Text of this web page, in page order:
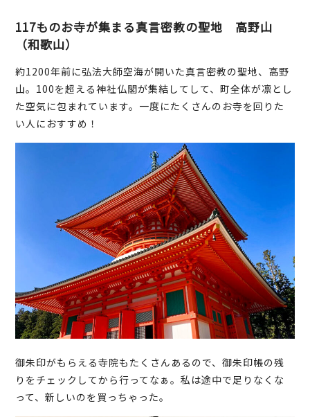
117ものお寺が集まる真言密教の聖地 高野山
（和歌山）
約1200年前に弘法大師空海が開いた真言密教の聖地、高野
山。100を超える神社仏閣が集結してして、町全体が凛とし
た空気に包まれています。一度にたくさんのお寺を回りた
い人におすすめ！
御朱印がもらえる寺院もたくさんあるので、御朱印帳の残
りをチェックしてから行ってなぁ。私は途中で足りなくな
って、新しいのを買っちゃった。